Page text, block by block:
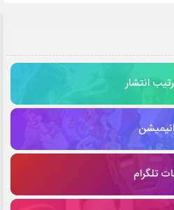
انتشار
انیمیشن
تلگرام